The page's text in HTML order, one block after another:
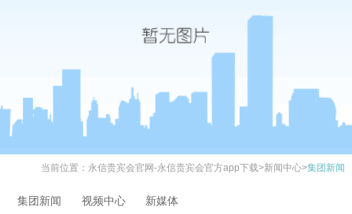
当前位置： 永信贵宾会官网-永信贵宾会官方app下载>新闻中心>集团新闻
集团新闻 视频中心 新媒体